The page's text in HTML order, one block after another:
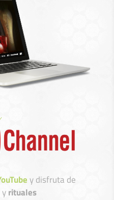
y disfruta de
yrituales